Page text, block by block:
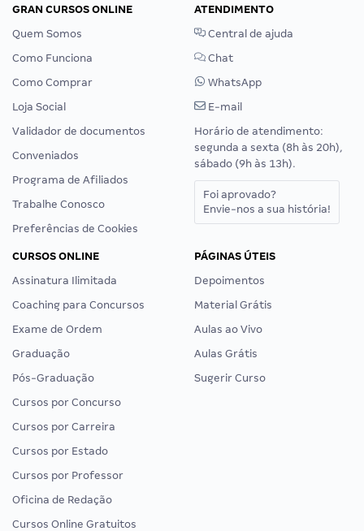
GRAN CURSOS ONLINE
Quem Somos
Como Funciona
Como Comprar
Loja Social
Validador de documentos
Conveniados
Programa de Afiliados
Trabalhe Conosco
Preferências de Cookies
ATENDIMENTO
Central de ajuda
Chat
WhatsApp
E-mail
Horário de atendimento:
segunda a sexta (8h às 20h),
sábado (9h às 13h).
Foi aprovado?
Envie-nos a sua história!
CURSOS ONLINE
Assinatura Ilimitada
Coaching para Concursos
Exame de Ordem
Graduação
Pós-Graduação
Cursos por Concurso
Cursos por Carreira
Cursos por Estado
Cursos por Professor
Oficina de Redação
Cursos Online Gratuitos
PÁGINAS ÚTEIS
Depoimentos
Material Grátis
Aulas ao Vivo
Aulas Grátis
Sugerir Curso